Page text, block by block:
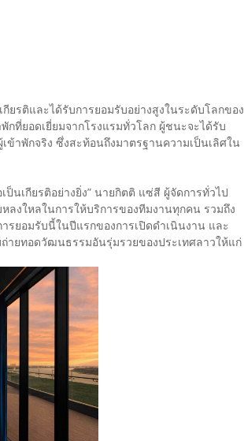
ยรติและได้รับการยอมรับอย่างสูงในระดับโลกของ
กที่ยอดเยี่ยมจากโรงแรมทั่วโลก ผู้ชนะจะได้รับ
ข้าพักจริง ซึ่งสะท้อนถึงมาตรฐานความเป็นเลิศใน
ป็นเกียรติอย่างยิ่ง” นายกิตติ แซ่สี ผู้จัดการทั่วไป
ลงใหลในการให้บริการของทีมงานทุกคน รวมถึง
รยอมรับนี้ในปีแรกของการเปิดดำเนินงาน และ
ายทอดวัฒนธรรมอันรุ่มรวยของประเทศลาวให้แก่